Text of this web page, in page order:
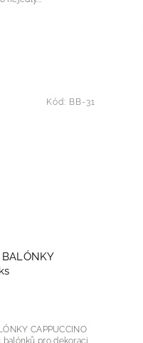
CAPPUCCINO
Kód: BB-31